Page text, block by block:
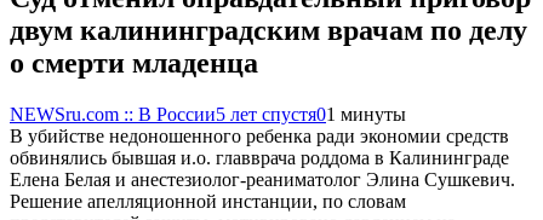
двум калининградским врачам по делу
о смерти младенца
NEWSru.com :: В России5 лет спустя01 минуты
В убийстве недоношенного ребенка ради экономии средств
обвинялись бывшая и.о. главврача роддома в Калининграде
Елена Белая и анестезиолог-реаниматолог Элина Сушкевич.
Решение апелляционной инстанции, по словам